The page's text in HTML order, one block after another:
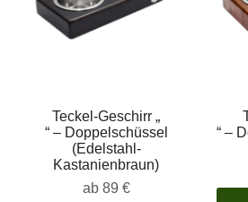
Teckel-Geschirr „
“ – Doppelschüssel
(Edelstahl-
Kastanienbraun)
ab 89 €
“ –